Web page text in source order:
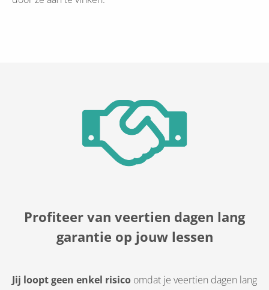
Profiteer van veertien dagen lang
garantie op jouw lessen
Jij loopt geen enkel risico omdat je veertien dagen lang